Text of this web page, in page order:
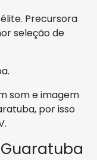
Precursora
seleção de
som e imagem
por isso